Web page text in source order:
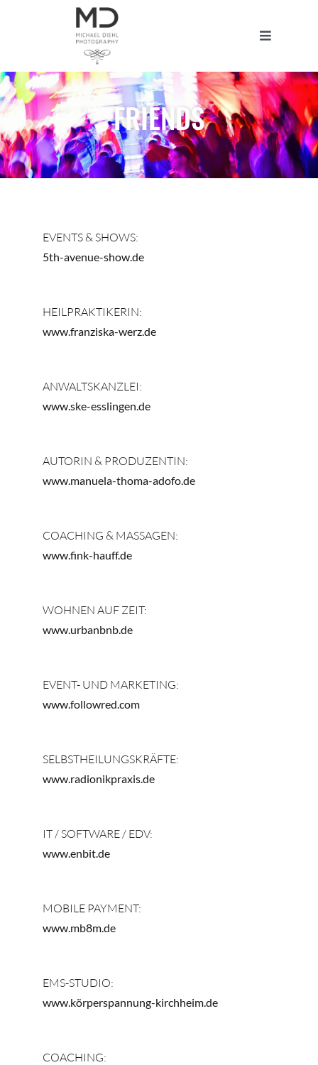
Toggle
Home
Portfolio
Studio
FRIENDS
EVENTS & SHOWS:
5th-avenue-show.de
HEILPRAKTIKERIN:
www.franziska-werz.de
ANWALTSKANZLEI:
www.ske-esslingen.de
AUTORIN & PRODUZENTIN:
www.manuela-thoma-adofo.de
COACHING & MASSAGEN:
www.fink-hauff.de
WOHNEN AUF ZEIT:
www.urbanbnb.de
EVENT- UND MARKETING:
www.followred.com
SELBSTHEILUNGSKRÄFTE:
www.radionikpraxis.de
IT / SOFTWARE / EDV:
www.enbit.de
MOBILE PAYMENT:
www.mb8m.de
EMS-STUDIO:
www.körperspannung-kirchheim.de
COACHING: